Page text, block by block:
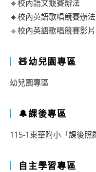
🔹校內語文競賽辦法
🔹校內英語歌唱競賽辦法
🔹校內英語歌唱競賽影片
🧸幼兒園專區
幼兒園專區
🔔課後專區
115-1東華附小「課後照
自主學習專區